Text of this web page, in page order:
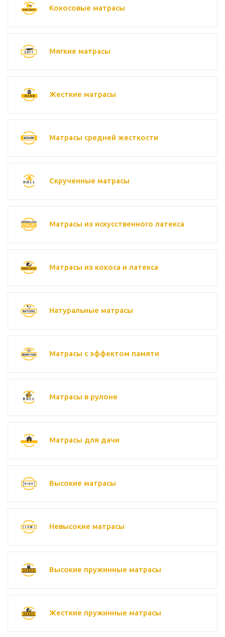
Кокосовые матрасы
Мягкие матрасы
Жесткие матрасы
Матрасы средней жесткости
Скрученные матрасы
Матрасы из искусственного латекса
Матрасы из кокоса и латекса
Натуральные матрасы
Матрасы с эффектом памяти
Матрасы в рулоне
Матрасы для дачи
Высокие матрасы
Невысокие матрасы
Высокие пружинные матрасы
Жесткие пружинные матрасы